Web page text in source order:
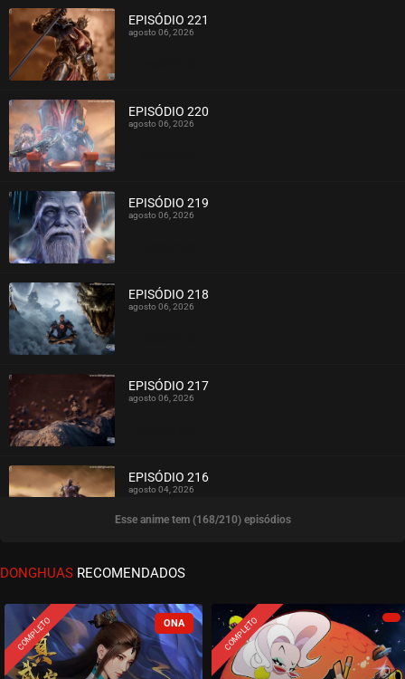
EPISÓDIO 221
agosto 06, 2026
EPISÓDIO 220
agosto 06, 2026
EPISÓDIO 219
agosto 06, 2026
EPISÓDIO 218
agosto 06, 2026
EPISÓDIO 217
agosto 06, 2026
ASSISTIDO
EPISÓDIO 216
agosto 04, 2026
ASSISTIDO
EPISÓDIO 215
EPISÓDIO 214
agosto 04, 2026
Esse anime tem (168/210) episódios
DONGHUAS RECOMENDADOS
COMPLETO COMPLETO